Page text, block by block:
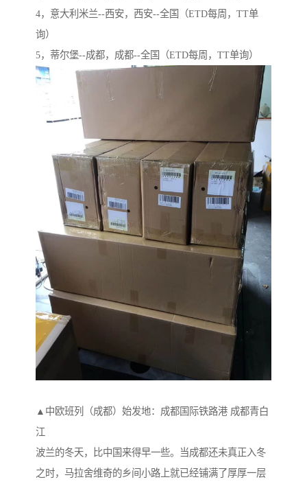
4，意大利米兰--西安，西安--全国（ETD每周，TT单
询）
5，蒂尔堡--成都，成都--全国（ETD每周，TT单询）
▲中欧班列（成都）始发地：成都国际铁路港 成都青白
江
波兰的冬天，比中国来得早一些。当成都还未真正入冬
之时，马拉舍维奇的乡间小路上就已经铺满了厚厚一层